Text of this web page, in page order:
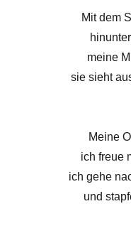
Mit dem
meine
sie sieht
Meine
ich freue
ich gehe
und